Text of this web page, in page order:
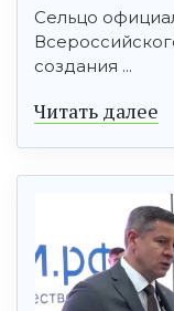
Сельцо
создания ...
Читать далее